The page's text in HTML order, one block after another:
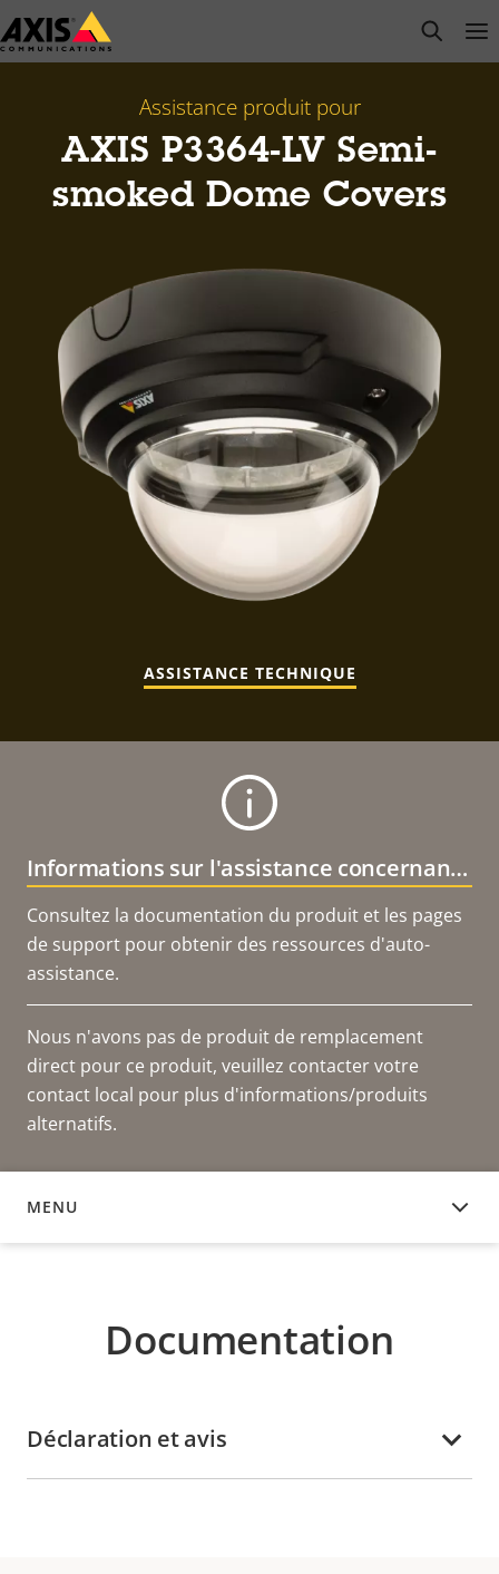
Passer
au
open
Assistance produit pour
AXIS P3364-LV Semi-
smoked Dome Covers
ASSISTANCE TECHNIQUE
Informations sur l'assistance concernant le produit
Consultez la documentation du produit et les pages
de support pour obtenir des ressources d'auto-
assistance.
Nous n'avons pas de produit de remplacement
direct pour ce produit, veuillez contacter votre
contact local pour plus d'informations/produits
alternatifs.
MENU
DOCUMENTATION
Documentation
Déclaration et avis